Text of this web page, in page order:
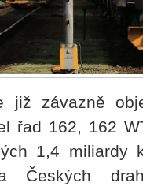
již závazně
řad 162, 162
1,4 miliardy
Českých